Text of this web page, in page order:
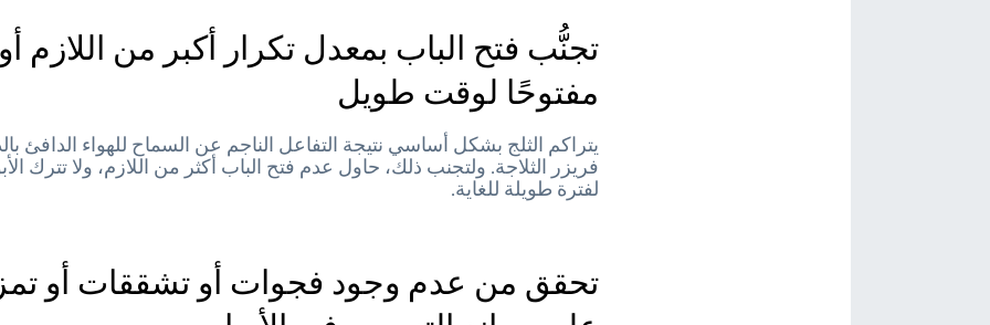
تجنُّب فتح الباب بمعدل تكرار أكبر من اللازم
مفتوحًا لوقت طويل
يتراكم الثلج بشكل أساسي نتيجة التفاعل الناجم عن السماح للهواء الدافئ
فريزر الثلاجة. ولتجنب ذلك، حاول عدم فتح الباب أكثر من اللازم، ولا تترك
لفترة طويلة للغاية.
تحقق من عدم وجود فجوات أو تشققات أو